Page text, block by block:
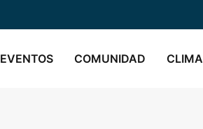
EVENTOS COMUNIDAD CLIMA